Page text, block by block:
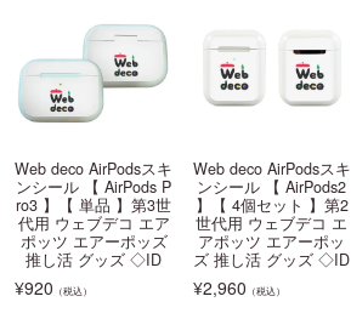
Web deco AirPodsスキ
ンシール 【 AirPods P
ro3 】【 単品 】第3世
代用 ウェブデコ エア
ポッツ エアーポッズ
推し活 グッズ ◇ID
¥920 （税込）
Web deco AirPodsスキ
ンシール 【 AirPods2
】【 4個セット 】第2
世代用 ウェブデコ エ
アポッツ エアーポッ
ズ 推し活 グッズ ◇ID
¥2,960 （税込）